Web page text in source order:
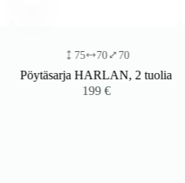
75 70 70
Pöytäsarja HARLAN, 2 tuolia
199€